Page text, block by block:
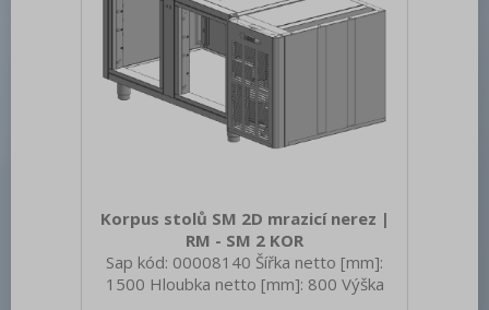
Korpus stolů SM 2D mrazicí nerez |
RM - SM 2 KOR
Sap kód: 00008140 Šířka netto [mm]:
1500 Hloubka netto [mm]: 800 Výška